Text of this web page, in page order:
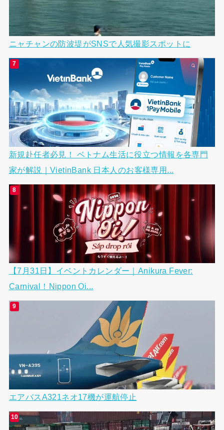
ニャチャンの防波堤がSNSで人気撮影スポットに
新規赴任者必見！ ベトナム生活に役立つ情報を各専門
家が解説｜VietinBank 日本人のお客様専用...
【7月31日】イベントカレンダー｜Anikura Fever:
Carnival！Nippon Oi...
エアバスA321ネオ17機が運航停止